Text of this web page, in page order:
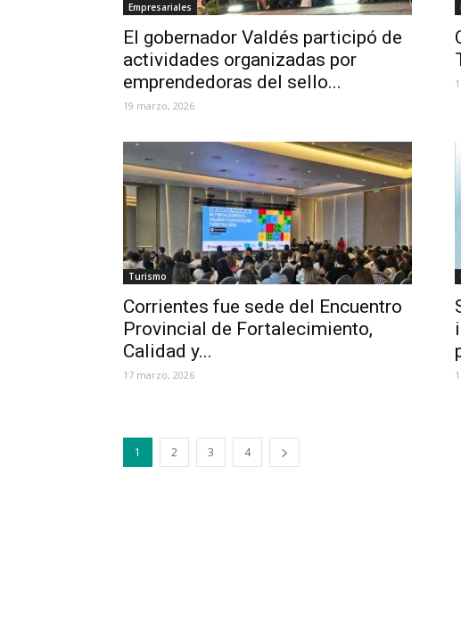
Empresariales
El gobernador Valdés participó de
actividades organizadas por
emprendedoras del sello...
19 marzo, 2026
Turismo
Corrientes fue sede del Encuentro
Provincial de Fortalecimiento,
Calidad y...
17 marzo, 2026
1 2 3 4